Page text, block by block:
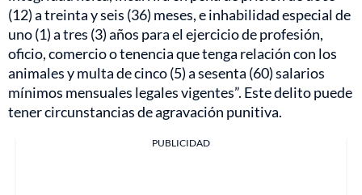
(12) a treinta y seis (36) meses, e inhabilidad especial de
uno (1) a tres (3) años para el ejercicio de profesión,
oficio, comercio o tenencia que tenga relación con los
animales y multa de cinco (5) a sesenta (60) salarios
mínimos mensuales legales vigentes”. Este delito puede
tener circunstancias de agravación punitiva.
PUBLICIDAD